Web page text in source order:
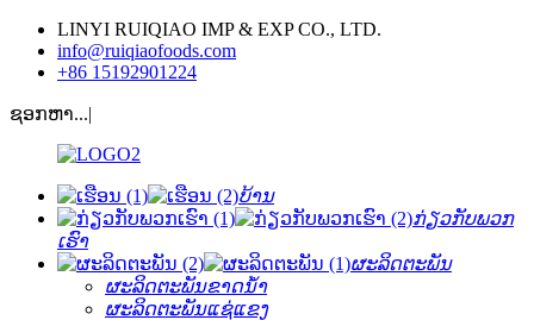
LINYI RUIQIAO IMP & EXP CO., LTD.
info@ruiqiaofoods.com
+86 15192901224
ຊອກຫາ...|
ບ້ານ
ກ່ຽວ​ກັບ​ພວກ​
ເຮົາ
ຜະລິດຕະພັນ
ຜະລິດຕະພັນຂາດນ້ໍາ
ຜະລິດຕະພັນແຊ່ແຂງ